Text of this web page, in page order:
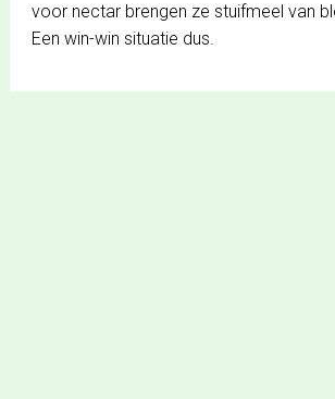
voor nectar brengen ze stuifmeel van
Een win-win situatie dus.